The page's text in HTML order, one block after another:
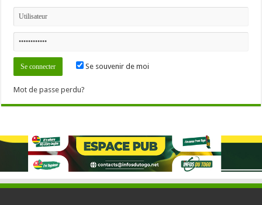
Se souvenir de moi
Mot de passe perdu?